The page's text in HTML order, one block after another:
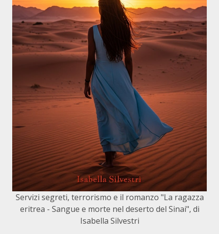
Servizi segreti, terrorismo e il romanzo "La ragazza
eritrea - Sangue e morte nel deserto del Sinai", di
Isabella Silvestri